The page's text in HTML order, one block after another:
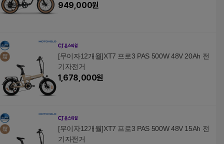
949,000원
[무이자12개월]XT7 프로3 PAS 500W 48V 20Ah 전
기자전거
1,678,000원
[무이자12개월]XT7 프로3 PAS 500W 48V 15Ah 전
기자전거